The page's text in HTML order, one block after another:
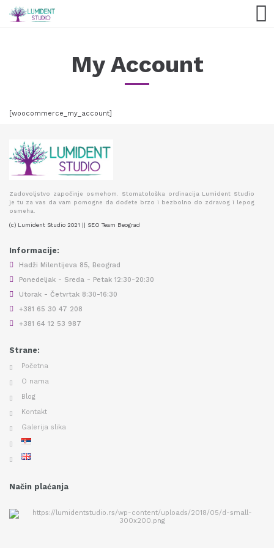
My Account
[woocommerce_my_account]
Zadovoljstvo započinje osmehom. Stomatološka ordinacija Lumident Studio
je tu za vas da vam pomogne da dođete brzo i bezbolno do zdravog i lepog
osmeha.
(c) Lumident Studio 2021 || SEO Team Beograd
Informacije:
Hadži Milentijeva 85, Beograd
Ponedeljak - Sreda - Petak 12:30-20:30
Utorak - Četvrtak 8:30-16:30
+381 65 30 47 208
+381 64 12 53 987
Strane:
Početna
O nama
Blog
Kontakt
Galerija slika
Način plaćanja